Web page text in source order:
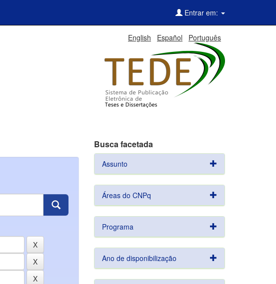
Entrar em:
English Español Português
Busca facetada
Assunto
Áreas do CNPq
Programa
Ano de disponibilização